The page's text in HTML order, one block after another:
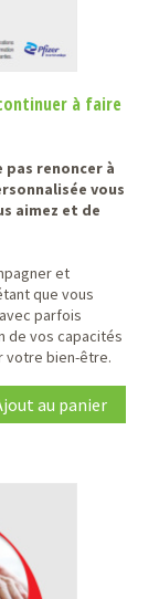
à faire
pas renoncer à
vous
aimez et de
et
que vous
parfois
de vos capacités
votre bien-être.